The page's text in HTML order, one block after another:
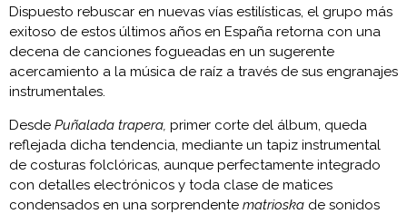
Dispuesto rebuscar en nuevas vías estilísticas, el grupo más
exitoso de estos últimos años en España retorna con una
decena de canciones fogueadas en un sugerente
acercamiento a la música de raíz a través de sus engranajes
instrumentales.
Desde Puñalada trapera, primer corte del álbum, queda
reflejada dicha tendencia, mediante un tapiz instrumental
de costuras folclóricas, aunque perfectamente integrado
con detalles electrónicos y toda clase de matices
condensados en una sorprendente matrioska de sonidos